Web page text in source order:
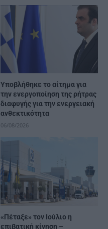
Υποβλήθηκε το αίτημα για
την ενεργοποίηση της ρήτρας
διαφυγής για την ενεργειακή
ανθεκτικότητα
06/08/2026
«Πέταξε» τον Ιούλιο η
επιβατική κίνηση –